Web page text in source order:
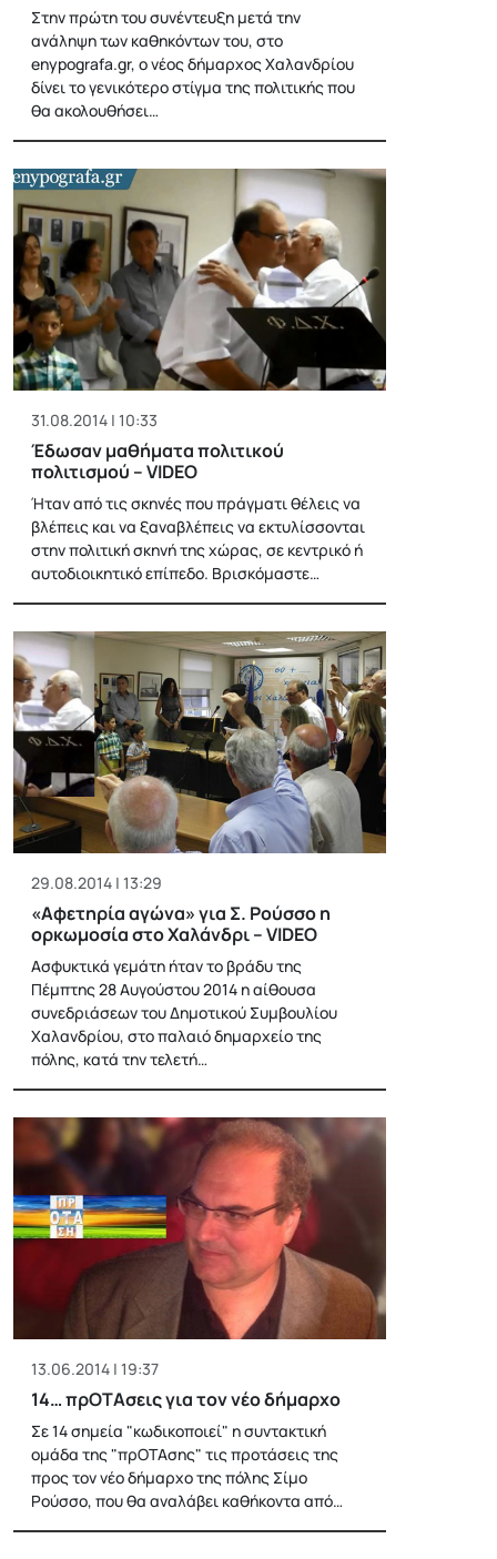
Στην πρώτη του συνέντευξη μετά την
ανάληψη των καθηκόντων του, στο
enypografa.gr, ο νέος δήμαρχος Χαλανδρίου
δίνει το γενικότερο στίγμα της πολιτικής που
θα ακολουθήσει…
31.08.2014 | 10:33
Έδωσαν μαθήματα πολιτικού
πολιτισμού – VIDEO
Ήταν από τις σκηνές που πράγματι θέλεις να
βλέπεις και να ξαναβλέπεις να εκτυλίσσονται
στην πολιτική σκηνή της χώρας, σε κεντρικό ή
αυτοδιοικητικό επίπεδο. Βρισκόμαστε…
29.08.2014 | 13:29
«Αφετηρία αγώνα» για Σ. Ρούσσο η
ορκωμοσία στο Χαλάνδρι – VIDEO
Ασφυκτικά γεμάτη ήταν το βράδυ της
Πέμπτης 28 Αυγούστου 2014 η αίθουσα
συνεδριάσεων του Δημοτικού Συμβουλίου
Χαλανδρίου, στο παλαιό δημαρχείο της
πόλης, κατά την τελετή…
13.06.2014 | 19:37
14… πρΟΤΑσεις για τον νέο δήμαρχο
Σε 14 σημεία "κωδικοποιεί" η συντακτική
ομάδα της "πρΟΤΑσης" τις προτάσεις της
προς τον νέο δήμαρχο της πόλης Σίμο
Ρούσσο, που θα αναλάβει καθήκοντα από…